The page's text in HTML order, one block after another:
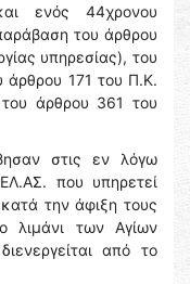
ενός 44χρονου
του άρθρου
υπηρεσίας), του
άρθρου 171 του Π.Κ.
άρθρου 361 του
στις εν λόγω
που υπηρετεί
την άφιξη τους
λιμάνι των Αγίων
από το